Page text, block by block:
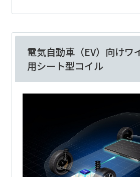
電気自動車（EV）向けワ
用シート型コイル